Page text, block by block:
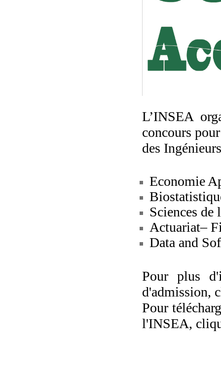
L’INSEA
concours
des
Economie
Sciences
Actuariat–
Data and
Pour plus
d'admission,
Pour
l'INSEA,